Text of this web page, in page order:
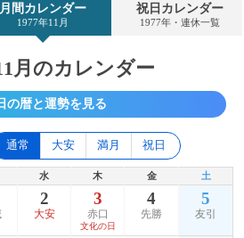
月間カレンダー
1977年11月
祝日カレンダー
1977年・連休一覧
月のカレンダー
の暦と運勢を見る
通常 大安 満月 祝日
水 木 金 土
2
大安
3
赤口
文化の日
4
先勝
5
友引